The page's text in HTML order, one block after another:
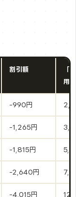
割引額
「
用
-990円
-1,265円
-1,815円
-2,640円
-4,015円